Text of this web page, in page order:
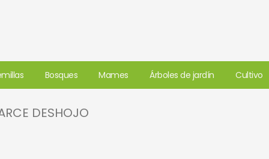
Bosques Mames Árboles de jardín Cultivo
DESHOJO